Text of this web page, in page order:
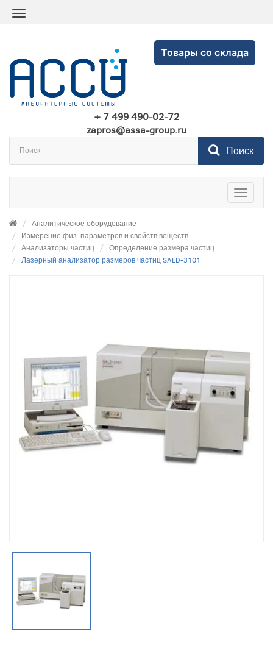
Товары со склада
+ 7 499 490-02-72
zapros@assa-group.ru
Поиск
Toggle
Аналитическое оборудование
Измерение физ. параметров и свойств веществ
Анализаторы частиц
Определение размера частиц
Лазерный анализатор размеров частиц SALD-3101